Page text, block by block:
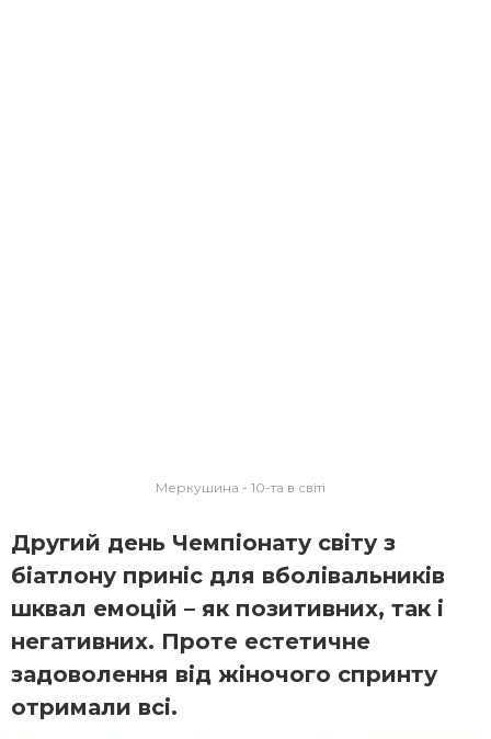
Меркушина - 10-та в світі
Другий день Чемпіонату світу з
біатлону приніс для вболівальників
шквал емоцій – як позитивних, так і
негативних. Проте естетичне
задоволення від жіночого спринту
отримали всі.